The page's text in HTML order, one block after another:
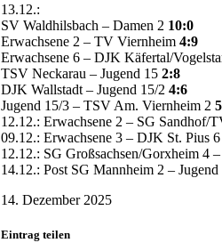
13.12.:
SV Waldhilsbach – Damen 2 10:0
Erwachsene 2 – TV Viernheim 4:9
Erwachsene 6 – DJK Käfertal/
TSV Neckarau – Jugend 15 2:8
DJK Wallstadt – Jugend 15/2 4:6
Jugend 15/3 – TSV Am. Viernheim 2
12.12.: Erwachsene 2 – SG Sandhof/
09.12.: Erwachsene 3 – DJK St. Pius 6
12.12.: SG Großsachsen/Gorxheim 4
14.12.: Post SG Mannheim 2 – Jugend
14. Dezember 2025
Eintrag teilen